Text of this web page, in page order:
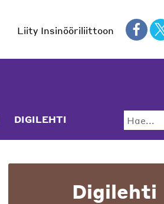
Liity Insinööriliittoon
DIGILEHTI Hae...
Digilehti